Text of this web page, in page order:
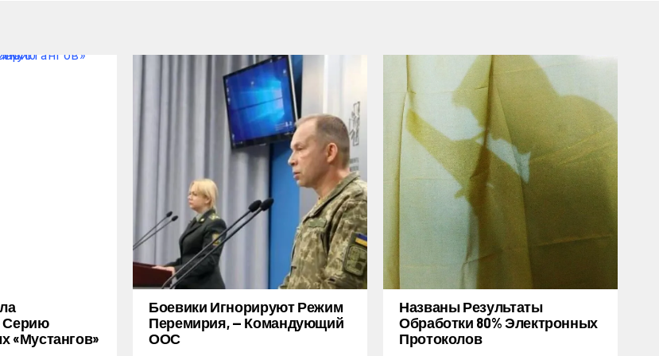
Серию
«Мустангов»
Боевики Игнорируют Режим
Перемирия, — Командующий
ООС
Названы Результаты
Обработки 80% Электронных
Протоколов